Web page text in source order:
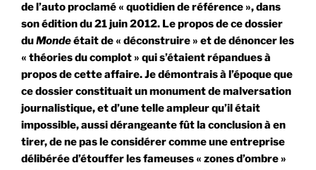
de l’auto proclamé « quotidien de référence », dans
son édition du 21 juin 2012. Le propos de ce dossier
duMondeétait de « déconstruire » et de dénoncer les
« théories du complot » qui s’étaient répandues à
propos de cette affaire. Je démontrais à l’époque que
ce dossier constituait un monument de malversation
journalistique, et d’une telle ampleur qu’il était
impossible, aussi dérangeante fût la conclusion à en
tirer, de ne pas le considérer comme une entreprise
délibérée d’étouffer les fameuses « zones d’ombre »